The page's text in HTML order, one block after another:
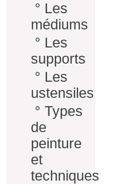
° Les
médiums
° Les
supports
° Les
ustensiles
° Types
de
peinture
et
techniques